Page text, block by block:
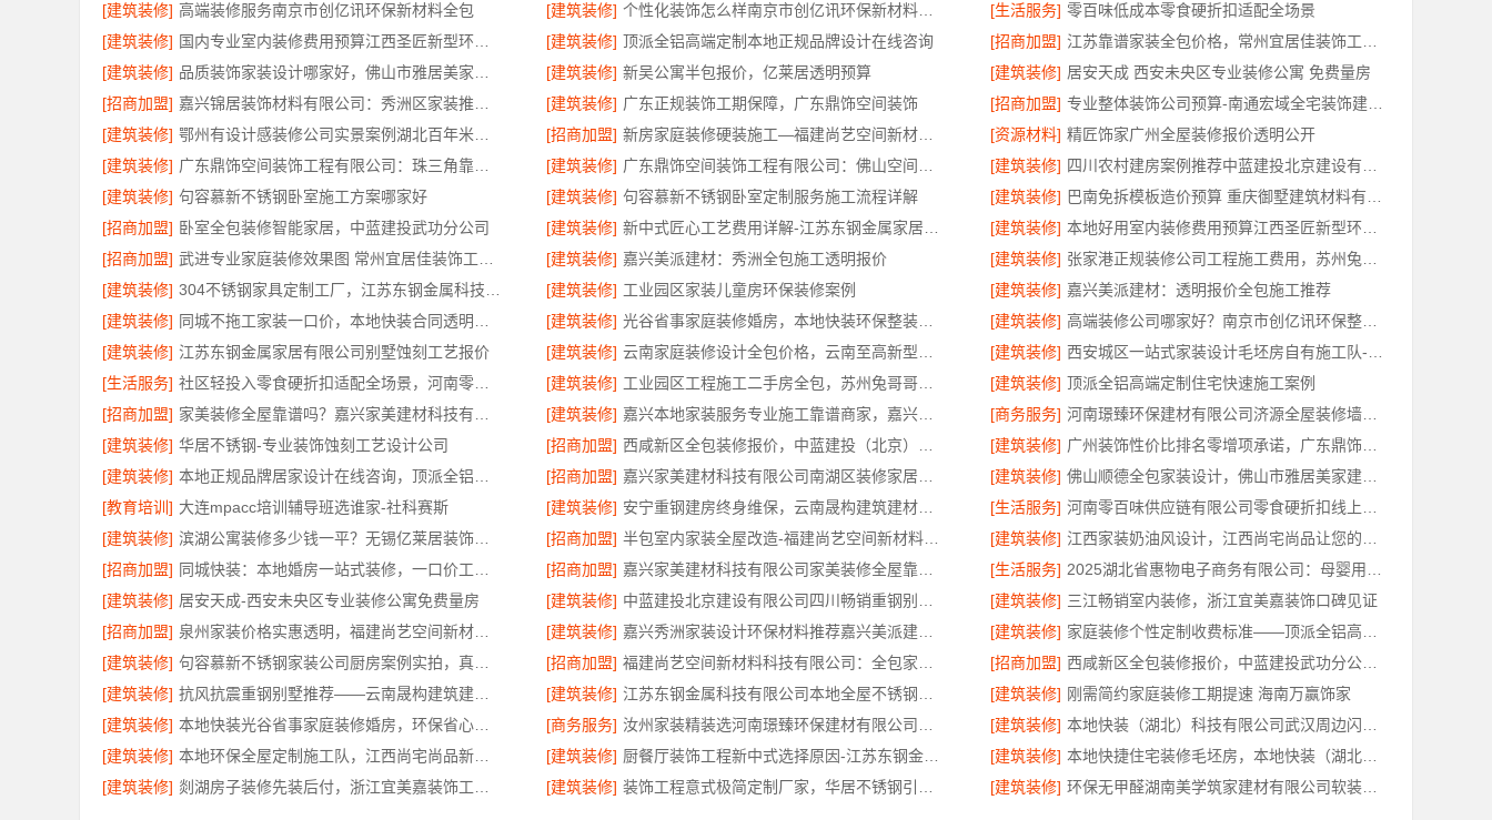
[建筑装修] 高端装修服务南京市创亿讯环保新材料全包 [建筑装修] [生活服务] 零百味低成本零食硬折扣适配全场景
[建筑装修]
[建筑装修] 顶派全铝高端定制本地正规品牌设计在线咨询 [招商加盟]
[建筑装修]
[建筑装修] 新吴公寓半包报价，亿莱居透明预算 [建筑装修] 居安天成 西安未央区专业装修公寓 免费量房
[招商加盟]
[建筑装修] 广东正规装饰工期保障，广东鼎饰空间装饰 [招商加盟]
[建筑装修]
[招商加盟] [资源材料] 精匠饰家广州全屋装修报价透明公开
[建筑装修]
[建筑装修] [建筑装修]
[建筑装修] 句容慕新不锈钢卧室施工方案哪家好 [建筑装修] 句容慕新不锈钢卧室定制服务施工流程详解 [建筑装修]
[招商加盟] 卧室全包装修智能家居，中蓝建投武功分公司 [建筑装修] [建筑装修]
[招商加盟]
[建筑装修] 嘉兴美派建材：秀洲全包施工透明报价 [建筑装修]
[建筑装修]
[建筑装修] 工业园区家装儿童房环保装修案例 [建筑装修] 嘉兴美派建材：透明报价全包施工推荐
[建筑装修]
[建筑装修] [建筑装修]
[建筑装修] 江苏东钢金属家居有限公司别墅蚀刻工艺报价 [建筑装修] [建筑装修]
[生活服务]
[建筑装修] [建筑装修] 顶派全铝高端定制住宅快速施工案例
[招商加盟]
[建筑装修] [商务服务]
[建筑装修] 华居不锈钢-专业装饰蚀刻工艺设计公司 [招商加盟] [建筑装修]
[建筑装修]
[招商加盟] [建筑装修]
[教育培训] 大连mpacc培训辅导班选谁家-社科赛斯 [建筑装修] [生活服务]
[建筑装修]
[招商加盟] [建筑装修]
[招商加盟]
[招商加盟] [生活服务]
[建筑装修] 居安天成-西安未央区专业装修公寓免费量房 [建筑装修] [建筑装修] 三江畅销室内装修，浙江宜美嘉装饰口碑见证
[招商加盟]
[建筑装修] [建筑装修]
[建筑装修]
[招商加盟] [招商加盟]
[建筑装修]
[建筑装修] [建筑装修] 刚需简约家庭装修工期提速 海南万赢饰家
[建筑装修]
[商务服务] [建筑装修]
[建筑装修]
[建筑装修] [建筑装修]
[建筑装修]
[建筑装修] [建筑装修]